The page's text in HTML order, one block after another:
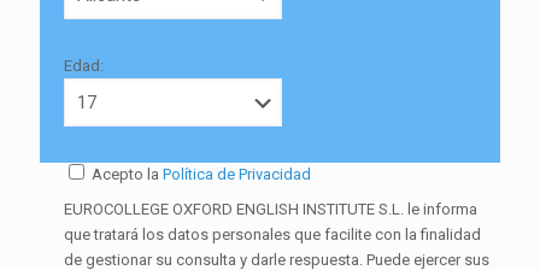
Edad:
Acepto la Política de Privacidad
EUROCOLLEGE OXFORD ENGLISH INSTITUTE S.L. le informa
que tratará los datos personales que facilite con la finalidad
de gestionar su consulta y darle respuesta. Puede ejercer sus